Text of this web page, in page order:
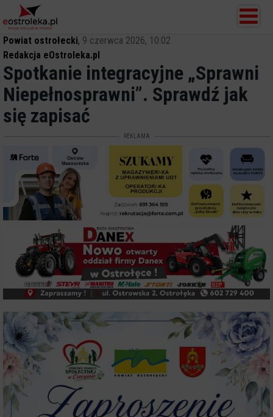
Powiat ostrołecki, 9 czerwca 2026, 10:02
Redakcja eOstroleka.pl
Spotkanie integracyjne „Sprawni
Niepełnosprawni”. Sprawdź jak
się zapisać
REKLAMA